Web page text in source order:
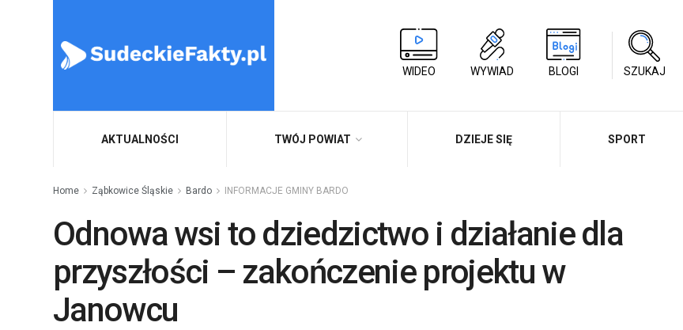
WIDEO WYWIAD BLOGI SZUKAJ
AKTUALNOŚCI TWÓJ POWIAT DZIEJE SIĘ SPORT
Home Ząbkowice Śląskie Bardo INFORMACJE GMINY BARDO
Odnowa wsi to dziedzictwo i działanie dla
przyszłości – zakończenie projektu w
Janowcu